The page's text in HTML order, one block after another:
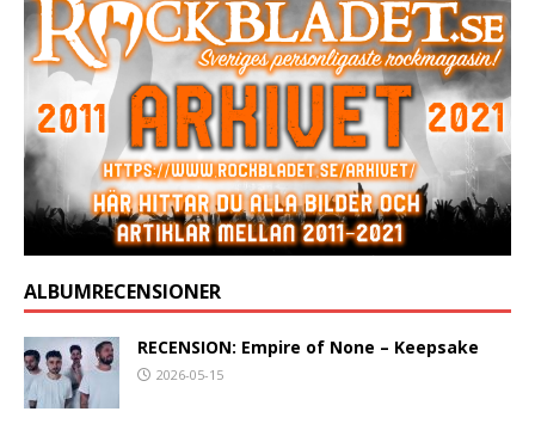
ALBUMRECENSIONER
RECENSION: Empire of None – Keepsake
2026-05-15